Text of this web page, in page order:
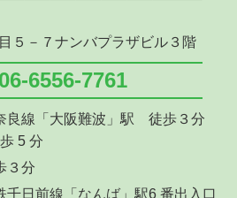
５－７ナンバプラザビル３階
6556-7761
良線「大阪難波」駅 徒歩３分
5 分
３分
千日前線「なんば」駅6 番出入口